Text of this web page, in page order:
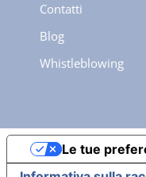
Contatti
Blog
Whistleblowing
Le tue